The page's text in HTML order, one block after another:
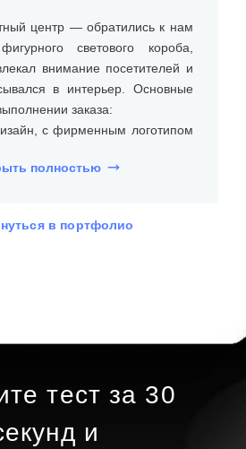
центр — обратились к нам
светового короба,
внимание посетителей и
в интерьер. Основные
заказа:
с фирменным логотипом
с яркой подсветкой;
уточнили размеры места
материалы: задняя и боковая
полностью
в портфолио
тест за 30
и